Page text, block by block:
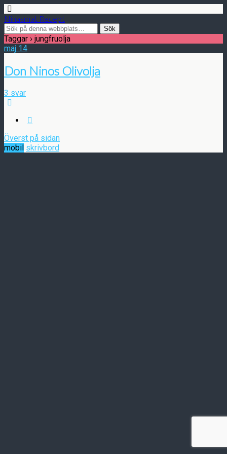
Ninasmat Recept
Taggar › jungfruolja
maj 14
Don Ninos Olivolja
3 svar
Överst på sidan
mobil skrivbord